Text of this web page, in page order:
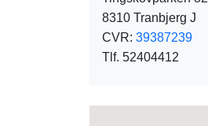
8310 Tranbjerg J
CVR: 39387239
Tlf. 52404412